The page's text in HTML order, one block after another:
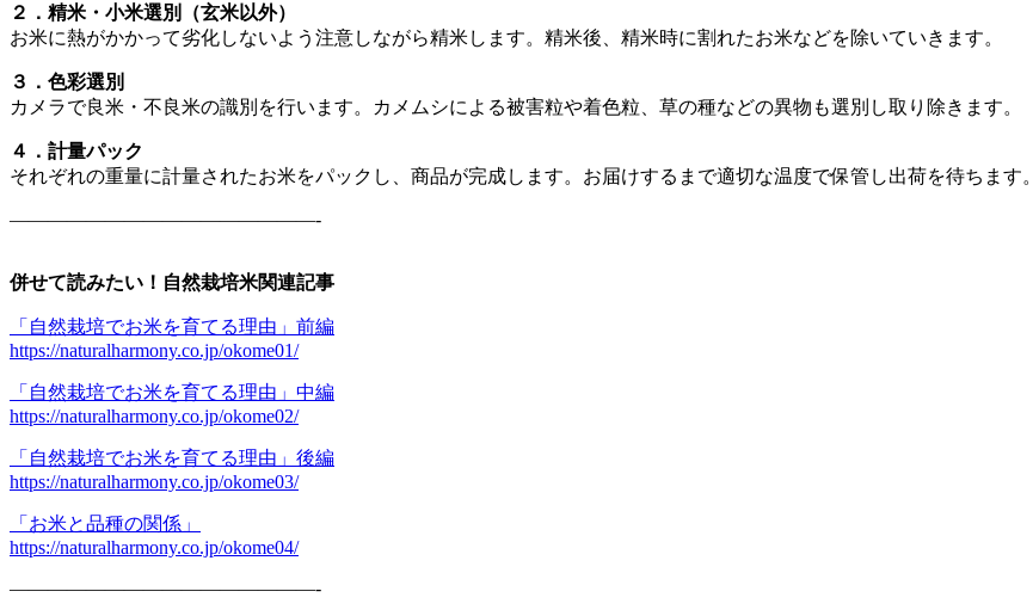
２．精米・小米選別（玄米以外）
お米に熱がかかって劣化しないよう注意しながら精米します。精米後、精米時に割れたお米などを除いていきます。
３．色彩選別
カメラで良米・不良米の識別を行います。カメムシによる被害粒や着色粒、草の種などの異物も選別し取り除きます。
４．計量パック
それぞれの重量に計量されたお米をパックし、商品が完成します。お届けするまで適切な温度で保管し出荷を待ちます。
————————————————-
併せて読みたい！自然栽培米関連記事
「自然栽培でお米を育てる理由」前編
https://naturalharmony.co.jp/okome01/
「自然栽培でお米を育てる理由」中編
https://naturalharmony.co.jp/okome02/
「自然栽培でお米を育てる理由」後編
https://naturalharmony.co.jp/okome03/
「お米と品種の関係」
https://naturalharmony.co.jp/okome04/
————————————————-